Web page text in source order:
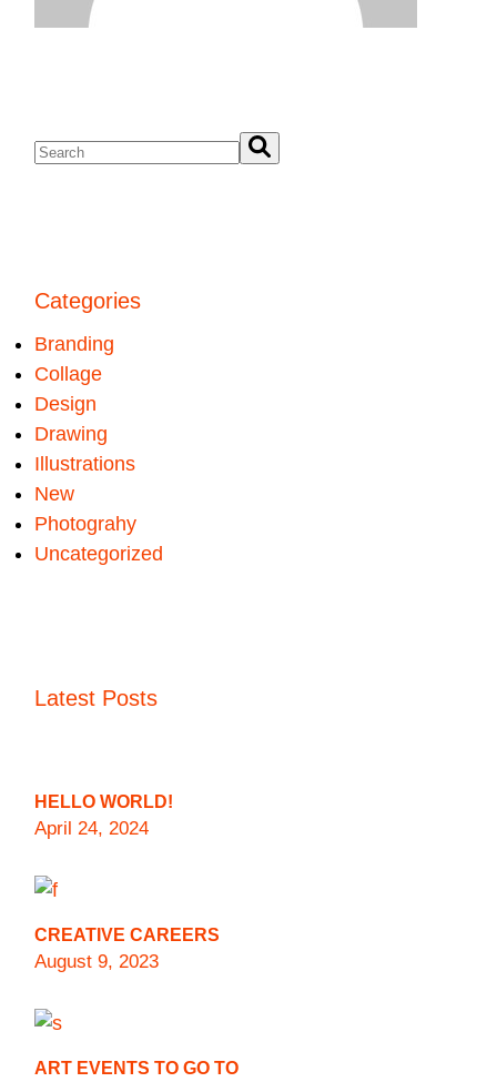
Categories
Branding
Collage
Design
Drawing
Illustrations
New
Photograhy
Uncategorized
Latest Posts
HELLO WORLD!
April 24, 2024
CREATIVE CAREERS
August 9, 2023
ART EVENTS TO GO TO